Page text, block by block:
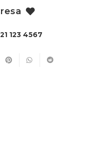
123 4567